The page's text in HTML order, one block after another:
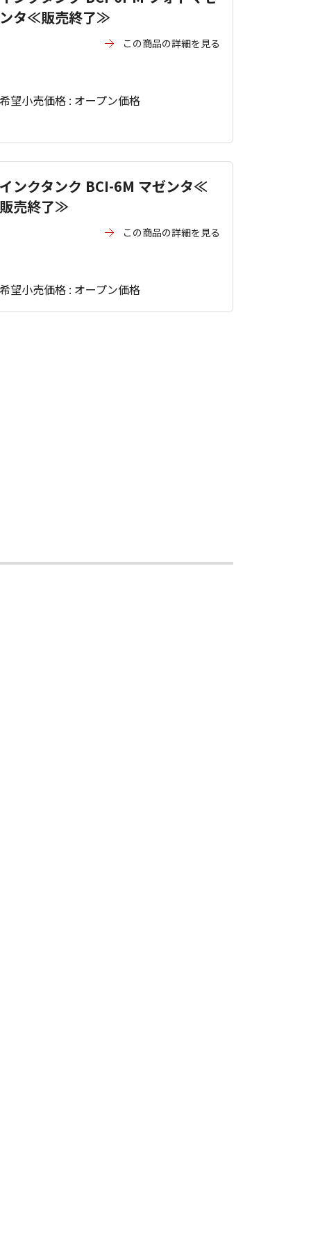
ンタ≪販売終了≫
この商品の詳細を見る
希望小売価格 : オープン価格
インクタンク BCI-6M マゼンタ≪
販売終了≫
この商品の詳細を見る
希望小売価格 : オープン価格